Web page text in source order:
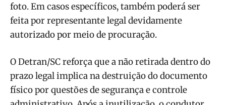
foto. Em casos específicos, também poderá ser
feita por representante legal devidamente
autorizado por meio de procuração.
O Detran/SC reforça que a não retirada dentro do
prazo legal implica na destruição do documento
físico por questões de segurança e controle